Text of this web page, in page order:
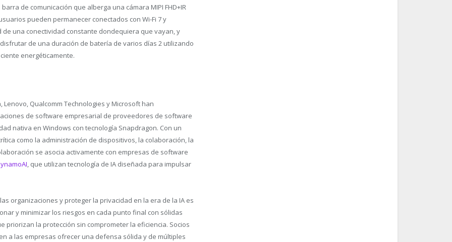
de comunicación que alberga una cámara MIPI FHD+IR
pueden permanecer conectados con Wi-Fi 7 y
de una conectividad constante dondequiera que vayan, y
de una duración de batería de varios días 2 utilizando
energéticamente.
Qualcomm Technologies y Microsoft han
de software empresarial de proveedores de software
nativa en Windows con tecnología Snapdragon. Con un
como la administración de dispositivos, la colaboración, la
se asocia activamente con empresas de software
, que utilizan tecnología de IA diseñada para impulsar
organizaciones y proteger la privacidad en la era de la IA es
y minimizar los riesgos en cada punto final con sólidas
priorizan la protección sin comprometer la eficiencia. Socios
a las empresas ofrecer una defensa sólida y de múltiples